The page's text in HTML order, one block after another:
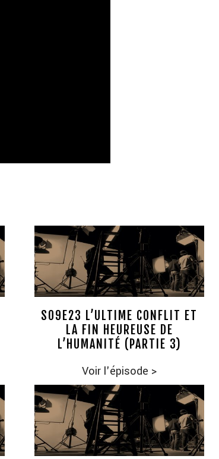
S09E23 L’ULTIME CONFLIT ET
LA FIN HEUREUSE DE
L’HUMANITÉ (PARTIE 3)
Voir l'épisode >